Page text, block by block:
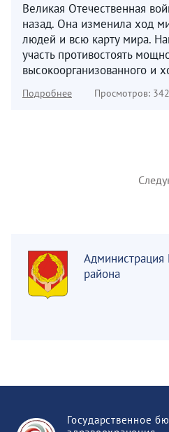
Великая Отечественная
назад. Она изменила ход
людей и всю карту мира.
участь противостоять
высокоорганизованного и
Подробнее Просмотров:
Администрация
района
Государственное